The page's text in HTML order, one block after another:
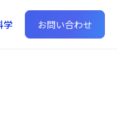
学 お問い合わせ